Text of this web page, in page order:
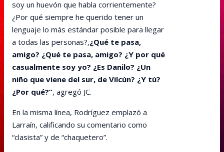
soy un huevón que habla corrientemente?
¿Por qué siempre he querido tener un
lenguaje lo más estándar posible para llegar
a todas las personas?,¿Qué te pasa,
amigo? ¿Qué te pasa, amigo? ¿Y por qué
casualmente soy yo? ¿Es Danilo? ¿Un
niño que viene del sur, de Vilcún? ¿Y tú?
¿Por qué?”, agregó JC.
En la misma línea, Rodríguez emplazó a
Larraín, calificando su comentario como
“clasista” y de “chaquetero”.